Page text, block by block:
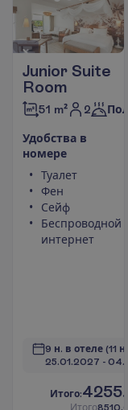
Junior Suite
Room
51 m² 2
Удобства в
номере
Туалет
Фен
Сейф
Беспроводной
интернет
9 н. в отеле (11
25.01.2027 -
Итого:
Итого